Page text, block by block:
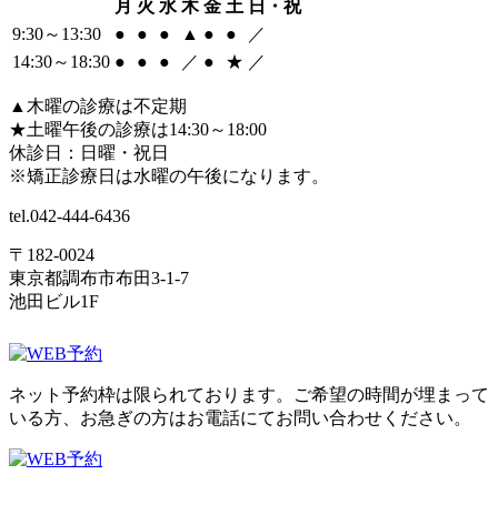
月 火 水 木 金 土 日・祝
9:30～ 13:30 ● ● ● ▲ ● ●
／
14:30～ 18:30 ● ● ● ／ ● ★ ／
▲ 木曜の診療は不定期
★土曜午後の診療は14:30～18:00
休診日：日曜・祝日
※矯正診療日は水曜の午後になります。
tel.042-444-6436
〒182-0024
東京都調布市布田3-1-7
池田ビル1F
ネット予約枠は限られております。ご希望の時間が埋まって
いる方、お急ぎの方はお電話にてお問い合わせください。